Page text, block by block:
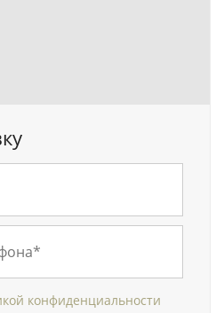
конфиденциальности